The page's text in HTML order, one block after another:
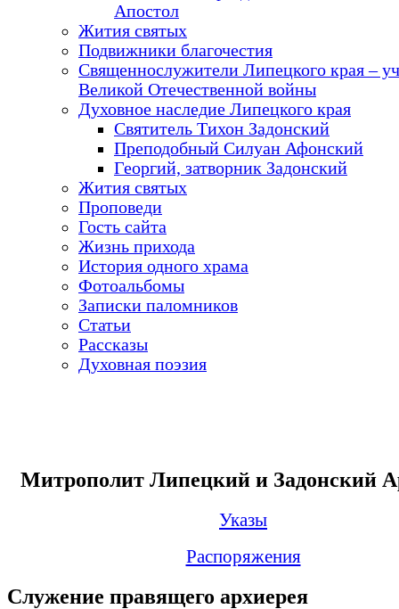
Апостол
Жития святых
Подвижники благочестия
Священнослужители Липецкого края –
Великой Отечественной войны
Духовное наследие Липецкого края
Святитель Тихон Задонский
Преподобный Силуан Афонский
Георгий, затворник Задонский
Жития святых
Проповеди
Гость сайта
Жизнь прихода
История одного храма
Фотоальбомы
Записки паломников
Статьи
Рассказы
Духовная поэзия
Митрополит Липецкий и Задонский
Указы
Распоряжения
Служение правящего архиерея